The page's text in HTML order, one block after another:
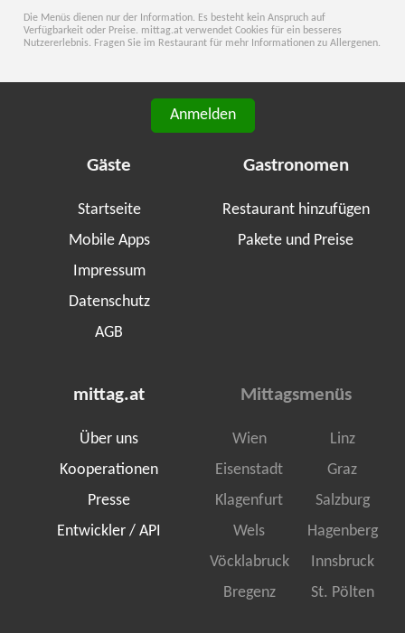
Die Menüs dienen nur der Information. Es besteht kein Anspruch auf
Verfügbarkeit oder Preise. mittag.at verwendet Cookies für ein besseres
Nutzererlebnis. Fragen Sie im Restaurant für mehr Informationen zu Allergenen.
Anmelden
Gäste
Startseite
Mobile Apps
Impressum
Datenschutz
AGB
Gastronomen
Restaurant hinzufügen
Pakete und Preise
mittag.at
Über uns
Kooperationen
Presse
Entwickler / API
Mittagsmenüs
Wien
Linz
Eisenstadt
Graz
Klagenfurt
Salzburg
Wels
Hagenberg
Vöcklabruck
Innsbruck
Bregenz
St. Pölten